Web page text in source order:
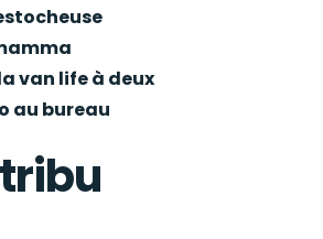
van life à deux
au bureau